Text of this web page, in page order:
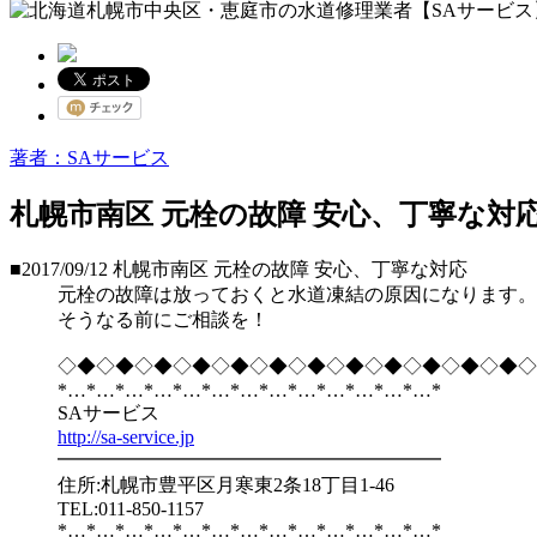
著者：SAサービス
札幌市南区 元栓の故障 安心、丁寧な対
■2017/09/12 札幌市南区 元栓の故障 安心、丁寧な対応
元栓の故障は放っておくと水道凍結の原因になります。
そうなる前にご相談を！
*…*…*…*…*…*…*…*…*…*…*…*…*…*
SAサービス
http://sa-service.jp
━━━━━━━━━━━━━━━━━━━━
住所:札幌市豊平区月寒東2条18丁目1-46
TEL:011-850-1157
*…*…*…*…*…*…*…*…*…*…*…*…*…*